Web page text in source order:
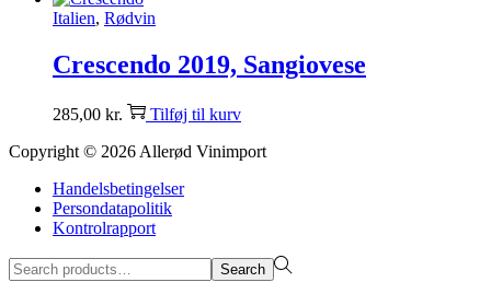
Italien, Rødvin
Crescendo 2019, Sangiovese
285,00 kr.
Tilføj til kurv
Copyright © 2026 Allerød Vinimport
Handelsbetingelser
Persondatapolitik
Kontrolrapport
Search
for:>
Search